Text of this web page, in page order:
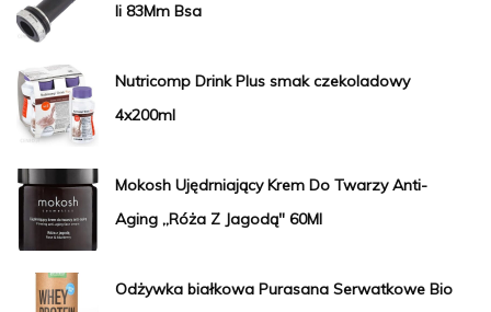
Ii 83Mm Bsa
Nutricomp Drink Plus smak czekoladowy
4x200ml
Mokosh Ujędrniający Krem Do Twarzy Anti-
Aging „Róża Z Jagodą" 60Ml
Odżywka białkowa Purasana Serwatkowe Bio